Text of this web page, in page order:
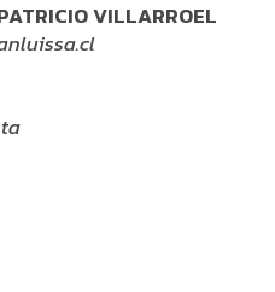
VILLARROEL